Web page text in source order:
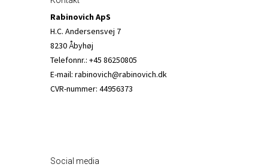
Rabinovich ApS
H.C. Andersensvej 7
8230 Åbyhøj
Telefonnr.: +45 86250805
E-mail: rabinovich@rabinovich.dk
CVR-nummer: 44956373
Social media